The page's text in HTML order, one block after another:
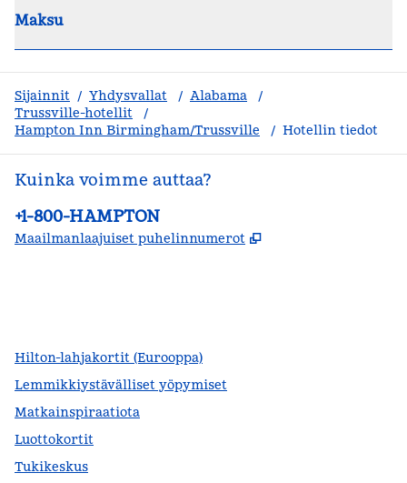
Maksu
Sijainnit / Yhdysvallat / Alabama
/
Trussville-hotellit
/
Hampton Inn Birmingham/Trussville
/ Hotellin tiedot
Kuinka voimme auttaa?
Puhelin:
+1-800-HAMPTON
Maailmanlaajuiset puhelinnumerot ,
Hilton-lahjakortit (Eurooppa)
Lemmikkiystävälliset yöpymiset
Matkainspiraatiota
Luottokortit
Tukikeskus